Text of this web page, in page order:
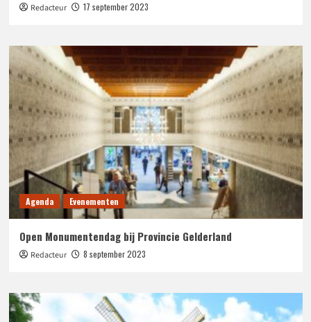
Redacteur 17 september 2023
Agenda Evenementen
Open Monumentendag bij Provincie Gelderland
Redacteur 8 september 2023